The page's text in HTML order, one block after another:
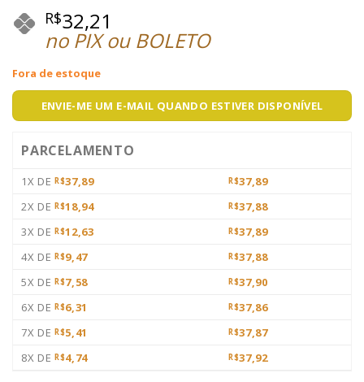
R$32,21
no PIX ou BOLETO
Fora de estoque
ENVIE-ME UM E-MAIL QUANDO ESTIVER DISPONÍVEL
PARCELAMENTO
1X DE R$37,89 R$37,89
2X DE R$18,94 R$37,88
3X DE R$12,63 R$37,89
4X DE R$9,47 R$37,88
5X DE R$7,58 R$37,90
6X DE R$6,31 R$37,86
7X DE R$5,41 R$37,87
8X DE R$4,74 R$37,92